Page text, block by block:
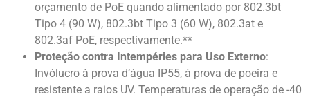
orçamento de PoE quando alimentado por 802.3bt
Tipo 4 (90 W), 802.3bt Tipo 3 (60 W), 802.3at e
802.3af PoE, respectivamente.**
Proteção contra Intempéries para Uso Externo:
Invólucro à prova d’água IP55, à prova de poeira e
resistente a raios UV. Temperaturas de operação de -40